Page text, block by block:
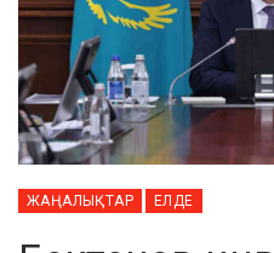
ЖАҢАЛЫҚТАР ЕЛДЕ